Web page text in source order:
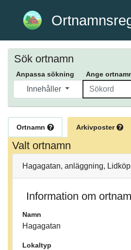
Sök ortnamn
Anpassa sökning Ange
Innehåller
Ortnamn Arkivposter
Valt ortnamn
Hagagatan, anläggning,
Information om
Namn
Hagagatan
Lokaltyp